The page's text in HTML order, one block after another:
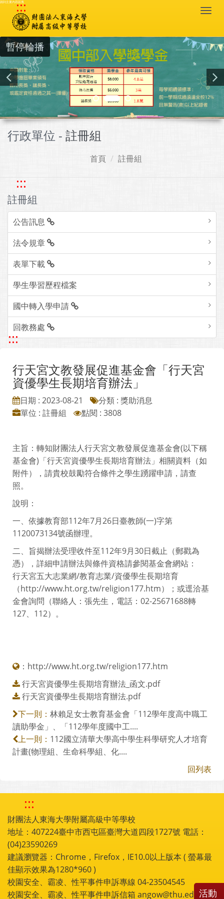
跳到主要內容區塊
:::
暫停輪播
行政單位 - 註冊組
首頁 註冊組
:::
註冊組
公告訊息
法令規章
表單下載
學生學習歷程檔案
國中轉入學申請
回教務處
:::
行天宮文教發展促進基金會「行天宮
資優學生長期培育辦法」
日期 : 2023-08-21
分類 : 獎助消息
單位 : 註冊組
點閱 : 3808
主旨：轉知財團法人行天宮文教發展促進基金會(以下稱
基金會)「行天宮資優學生長期培育辦法」相關資料（如
附件），請貴校鼓勵符合條件之學生踴躍申請，請查
照。
說明：
一、依據教育部112年7月26日臺教師(一)字第
1120073134號函辦理。
二、旨揭辦法受理收件至112年9月30日截止（郵戳為
憑），詳細申請辦法與條件資格請參閱基金會網站：
行天宮五大志業網/教育志業/資優學生長期培育
（http://www.ht.org.tw/religion177.htm）；或逕洽基
金會詢問（聯絡人：張先生，電話：02-25671688轉
127、112）。
： http://www.ht.org.tw/religion177.htm
行天宮資優學生長期培育辦法_函文.pdf
行天宮資優學生長期培育辦法.pdf
下一則： 林賴足女士教育基金會「112學年度高中職工
讀助學金」、「112學年度國中工....
上一則： 112國立清華大學高中學生科學研究人才培育
計畫(物理組、生命科學組、化....
回列表
:::
財團法人東海大學附屬高級中等學校
地址：407224臺中市西屯區臺灣大道四段1727號 電話：
(04)23590269
建議瀏覽器：Chrome，Firefox，IE10.0以上版本 ( 螢幕最
佳顯示效果為1280*960 )
校園安全、霸凌、性平事件申訴專線 04-23504545
校園安全、霸凌、性平事件申訴信箱 angow@thu.edu.tw
活動